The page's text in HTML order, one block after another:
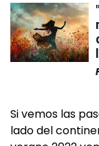
Si vemos las
lado del